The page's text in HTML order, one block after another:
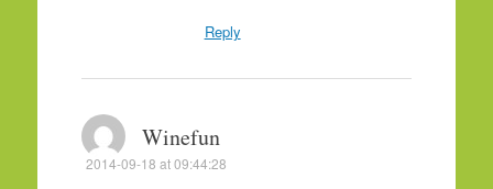
Reply
Winefun
2014-09-18 at 09:44:28